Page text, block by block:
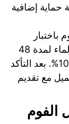
حماية إضافية
باختبار
العزل (مثل اختبار غمر السطح بالماء لمدة 48
ساعة) للتأكد من فعاليته بنسبة 100%. بعد التأكد
مع تقديم
الفوم